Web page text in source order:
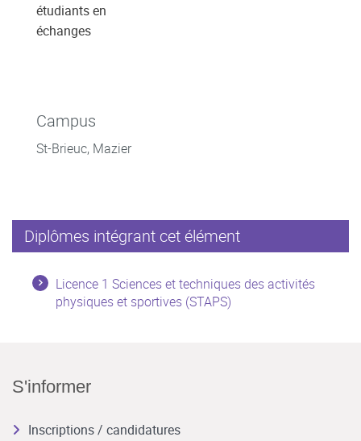
étudiants en
échanges
Campus
St-Brieuc, Mazier
Diplômes intégrant cet élément
Licence 1 Sciences et techniques des activités
physiques et sportives (STAPS)
S'informer
Inscriptions / candidatures